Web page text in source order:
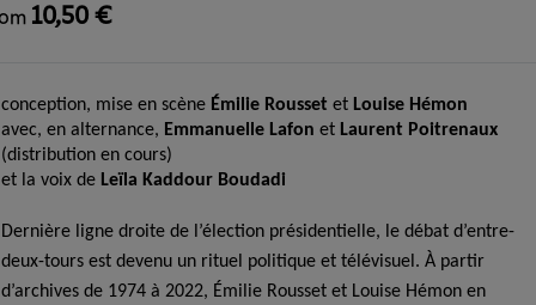
10,50 €
conception, mise en scène Émilie Rousset et Louise Hémon
avec, en alternance, Emmanuelle Lafon et Laurent Poitrenaux
(distribution en cours)
et la voix de Leïla Kaddour Boudadi
Dernière ligne droite de l’élection présidentielle, le débat d’entre-
deux-tours est devenu un rituel politique et télévisuel. À partir
d’archives de 1974 à 2022, Émilie Rousset et Louise Hémon en